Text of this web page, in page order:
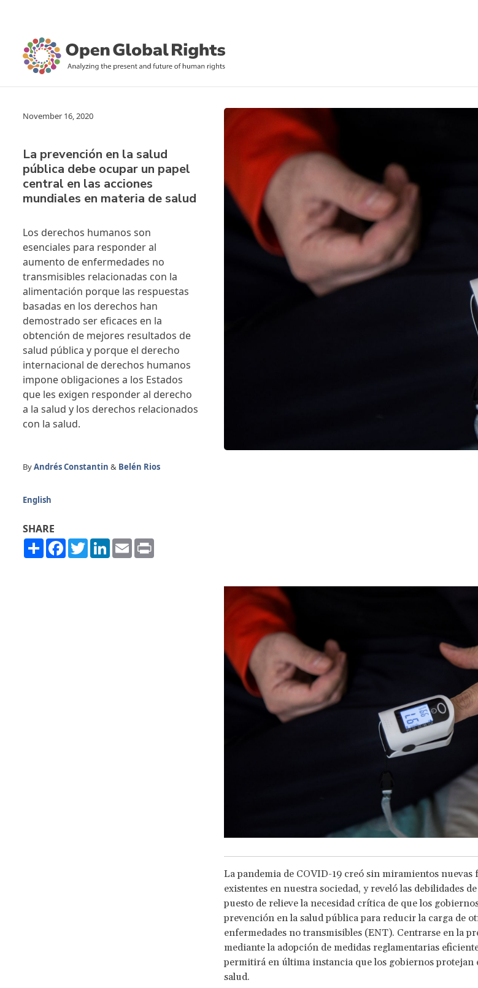
November 16, 2020
La prevención en la salud
pública debe ocupar un papel
central en las acciones
mundiales en materia de salud
Los derechos humanos son
esenciales para responder al
aumento de enfermedades no
transmisibles relacionadas con la
alimentación porque las respuestas
basadas en los derechos han
demostrado ser eficaces en la
obtención de mejores resultados de
salud pública y porque el derecho
internacional de derechos humanos
impone obligaciones a los Estados
que les exigen responder al derecho
a la salud y los derechos relacionados
con la salud.
ByAndrés Constantin & Belén Rios
English
SHARE
ShareFacebook
TwitterLinkedIn
Email
La pandemia de COVID-19 creó sin miramientos nuevas
existentes en nuestra sociedad, y reveló las debilidades
puesto de relieve la necesidad crítica de que los
prevención en la salud pública para reducir la carga de
enfermedades no transmisibles (ENT). Centrarse en la
mediante la adopción de medidas reglamentarias
permitirá en última instancia que los gobiernos protejan
salud.